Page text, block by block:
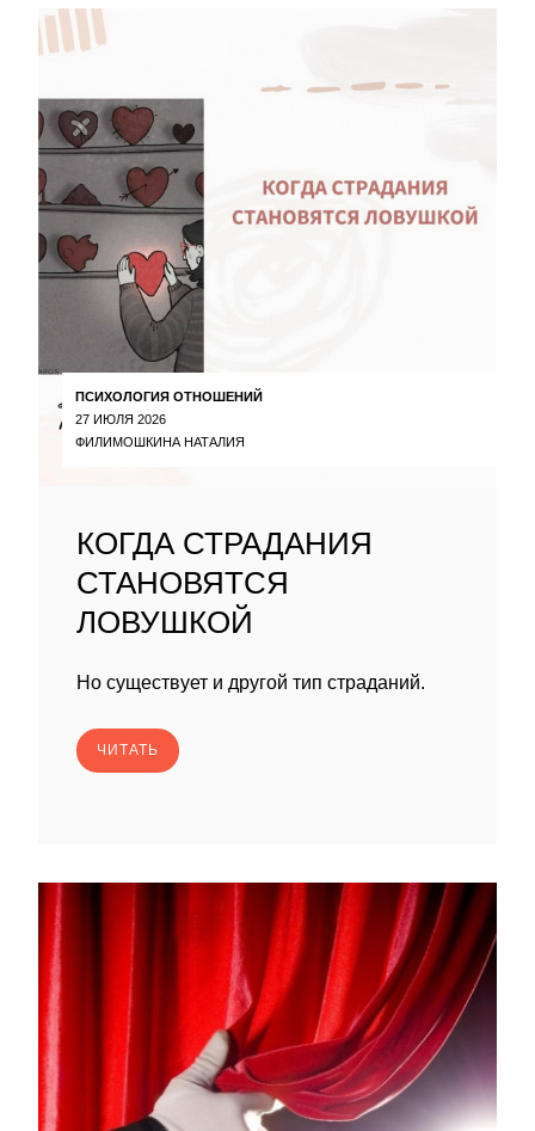
ПСИХОЛОГИЯ ОТНОШЕНИЙ
27 ИЮЛЯ 2026
ФИЛИМОШКИНА НАТАЛИЯ
КОГДА СТРАДАНИЯ
СТАНОВЯТСЯ
ЛОВУШКОЙ
Но существует и другой тип страданий.
ЧИТАТЬ